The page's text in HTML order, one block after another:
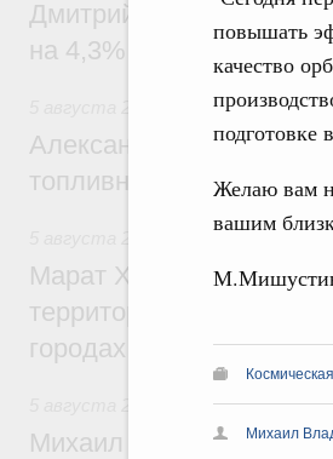
повышать
качество
подготовке
Желаю вам
вашим
Михаил
Дмитрий Чернышенко:
на 4,3%, въездной – на
Оборот бензина и
Александр Новак
топливном рынке
Марат Хуснуллин:
территорий в Донбассе
городах ДНР
Вопросы
Михаил Мишустин дал